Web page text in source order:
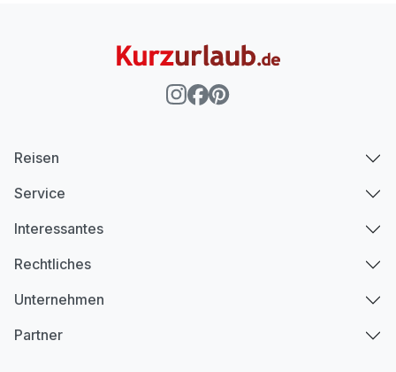
Reisen
Service
Interessantes
Rechtliches
Unternehmen
Partner